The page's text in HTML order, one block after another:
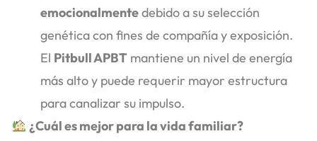
emocionalmentedebido a su selección
genética con fines de compañía y exposición.
El Pitbull APBT mantiene un nivel de energía
más alto y puede requerir mayor estructura
para canalizar su impulso.
¿Cuál es mejor para la vida familiar?